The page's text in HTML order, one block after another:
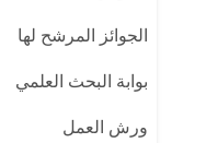
الجوائز المرشح لها
بوابة البحث العلمي
ورش العمل